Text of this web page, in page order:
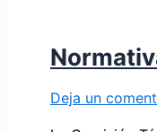
Deja un